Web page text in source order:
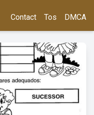
Contact Tos DMCA